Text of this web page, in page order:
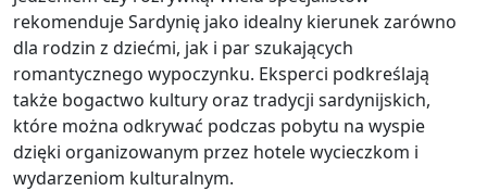
rekomenduje Sardynię jako idealny kierunek zarówno
dla rodzin z dziećmi, jak i par szukających
romantycznego wypoczynku. Eksperci podkreślają
także bogactwo kultury oraz tradycji sardynijskich,
które można odkrywać podczas pobytu na wyspie
dzięki organizowanym przez hotele wycieczkom i
wydarzeniom kulturalnym.